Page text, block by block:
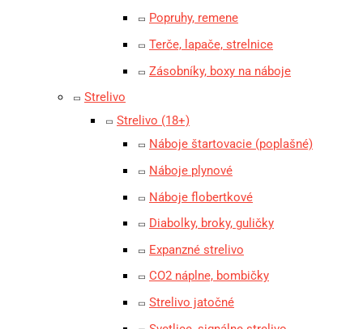
Popruhy, remene
Terče, lapače, strelnice
Zásobníky, boxy na náboje
Strelivo
Strelivo (18+)
Náboje štartovacie (poplašné)
Náboje plynové
Náboje flobertkové
Diabolky, broky, guličky
Expanzné strelivo
CO2 náplne, bombičky
Strelivo jatočné